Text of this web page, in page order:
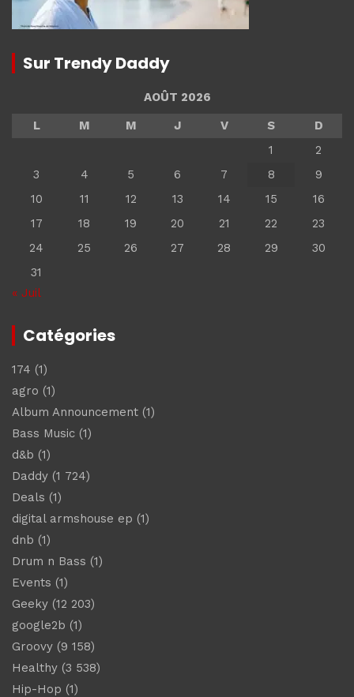
Sur Trendy Daddy
AOÛT 2026
L
M M J V S
D
1
2
3
4 5 6 7 8
9
10
11 12 13 14 15
16
17
18 19 20 21 22
23
24
25 26 27 28 29
30
31
« Juil
Catégories
174 (1)
agro (1)
Album Announcement (1)
Bass Music (1)
d&b (1)
Daddy (1 724)
Deals (1)
digital armshouse ep (1)
dnb (1)
Drum n Bass (1)
Events (1)
Geeky (12 203)
google2b (1)
Groovy (9 158)
Healthy (3 538)
Hip-Hop (1)